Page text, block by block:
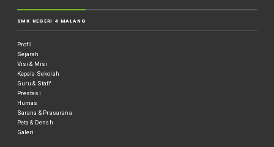
SMK NEGERI 4 MALANG
Profil
Sejarah
Visi & Misi
Kepala Sekolah
Guru & Staff
Prestasi
Humas
Sarana & Prasarana
Peta & Denah
Galeri